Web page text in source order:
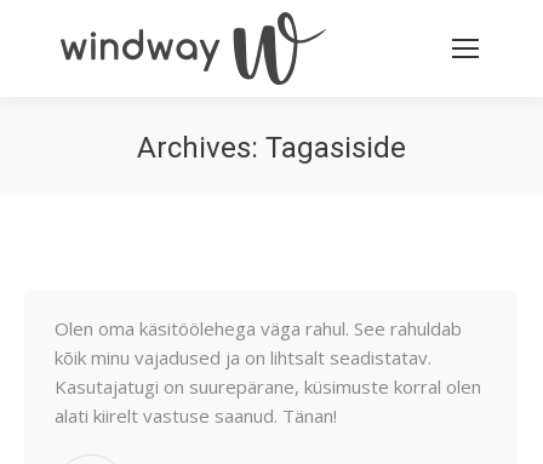
Archives: Tagasiside
Olen oma käsitöölehega väga rahul. See rahuldab
kõik minu vajadused ja on lihtsalt seadistatav.
Kasutajatugi on suurepärane, küsimuste korral olen
alati kiirelt vastuse saanud. Tänan!